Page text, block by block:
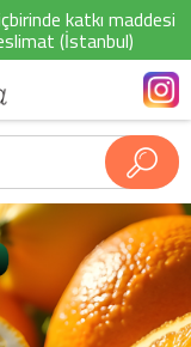
katkı maddesi
(İstanbul)